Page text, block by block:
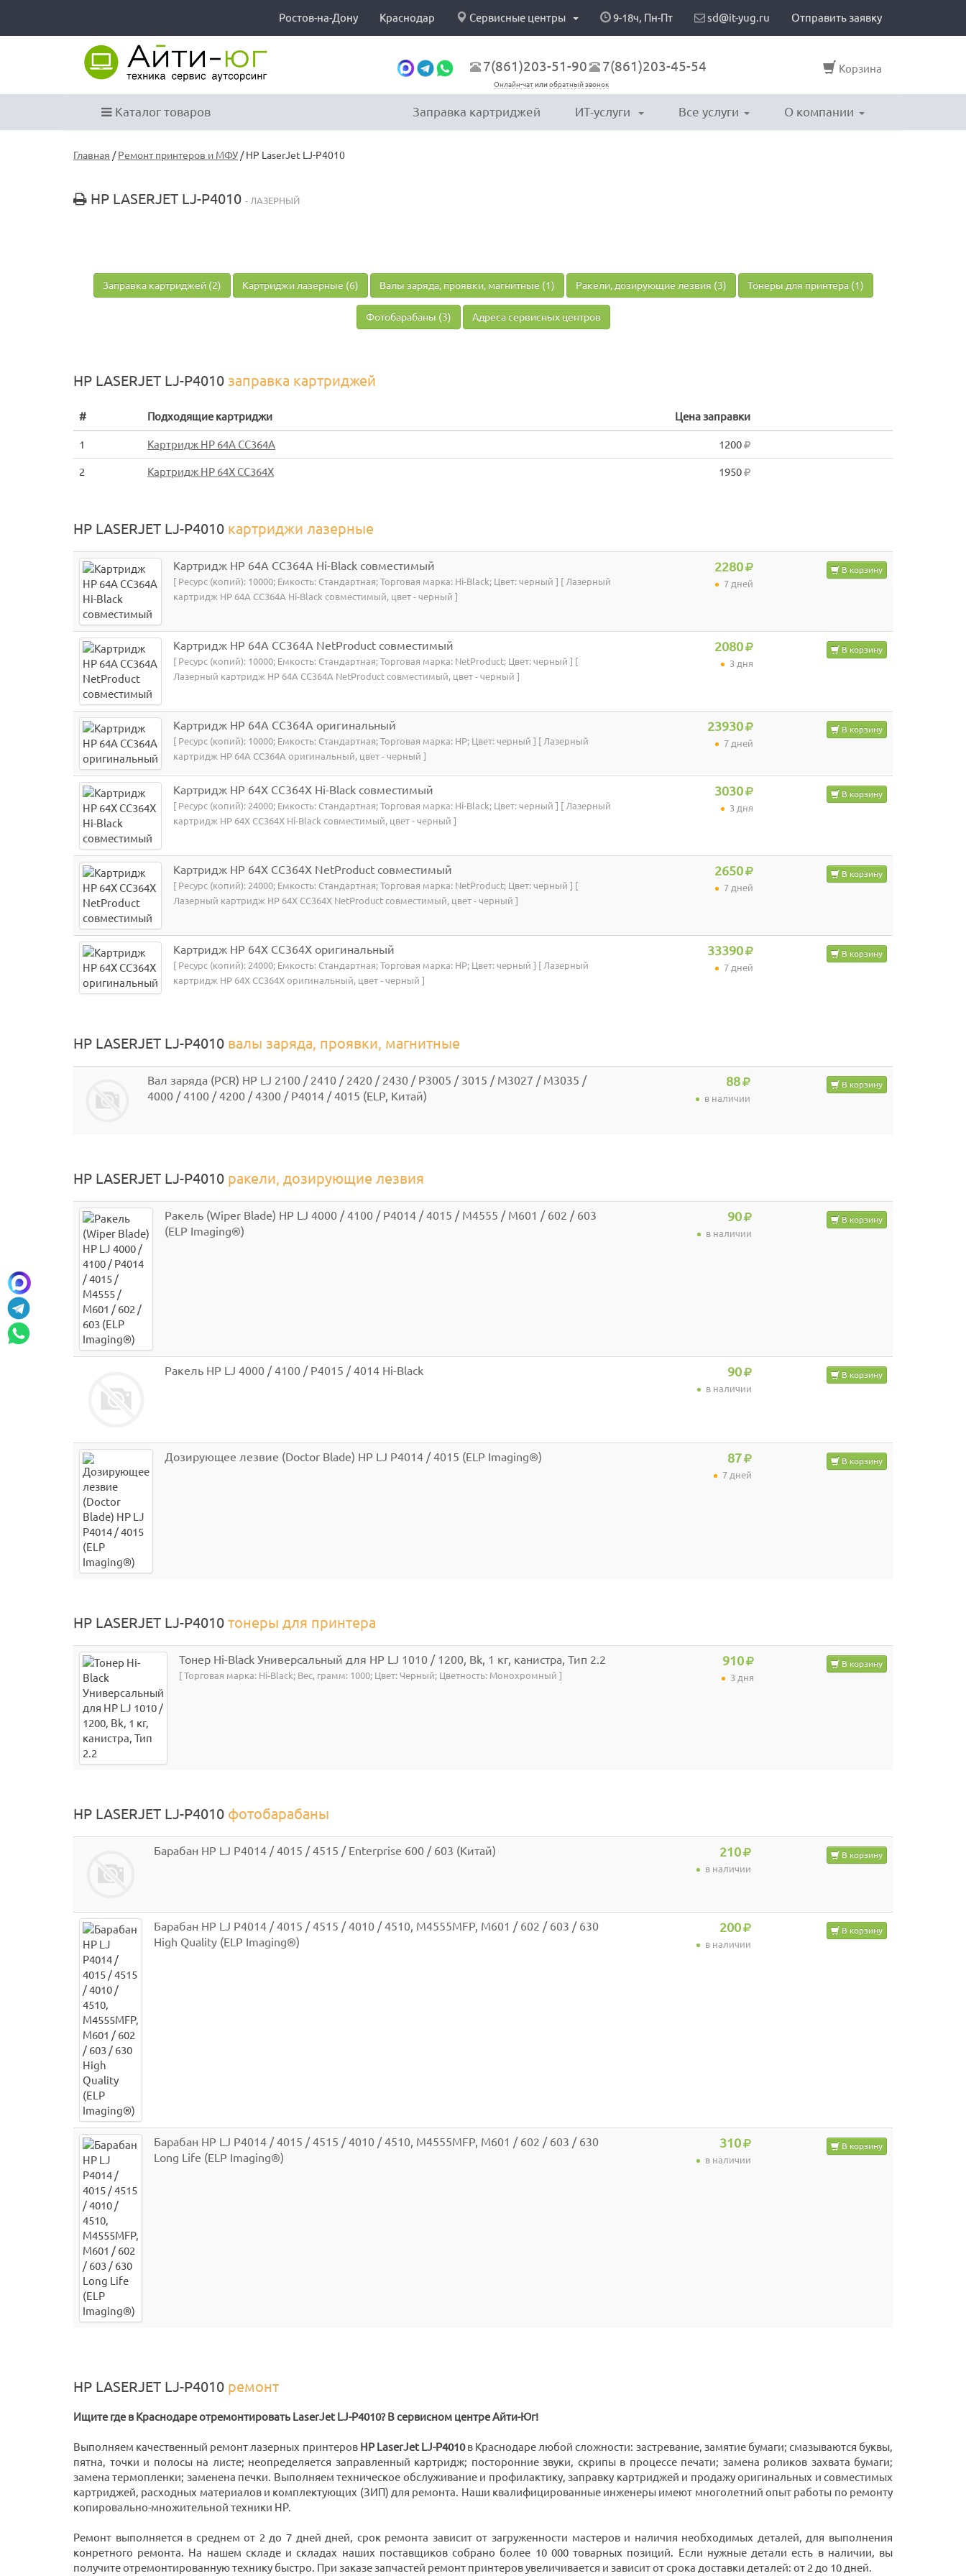
Ростов-на-Дону Краснодар Сервисные центры 9-18ч, Пн-Пт sd@it-yug.ru Отправить заявку
7(861)203-51-90 7(861)203-45-54
Онлайн-чатилиобратный звонок
Корзина
Каталог товаров Заправка картриджей ИТ-услуги Все услуги О компании
Главная /Ремонт принтеров и МФУ / HP LaserJet LJ-P4010
HP LASERJET LJ-P4010 - ЛАЗЕРНЫЙ
Заправка картриджей (2) Картриджи лазерные (6) Валы заряда, проявки, магнитные (1) Ракели, дозирующие лезвия (3) Тонеры для принтера (1)
Фотобарабаны (3) Адреса сервисных центров
HP LASERJET LJ-P4010 заправка картриджей
# Подходящие картриджи Цена заправки
1 Картридж HP 64A CC364A 1200
2 Картридж HP 64X CC364X 1950
HP LASERJET LJ-P4010 картриджи лазерные
Картридж HP 64A CC364A Hi-Black совместимый
[ Ресурс (копий): 10000; Емкость: Стандартная; Торговая марка: Hi-Black; Цвет: черный ] [ Лазерный
картридж HP 64A CC364A Hi-Black совместимый, цвет - черный ]
2280
7 дней
В корзину
Картридж HP 64A CC364A NetProduct совместимый
[ Ресурс (копий): 10000; Емкость: Стандартная; Торговая марка: NetProduct; Цвет: черный ] [
Лазерный картридж HP 64A CC364A NetProduct совместимый, цвет - черный ]
2080
3 дня
В корзину
Картридж HP 64A CC364A оригинальный
[ Ресурс (копий): 10000; Емкость: Стандартная; Торговая марка: HP; Цвет: черный ] [ Лазерный
картридж HP 64A CC364A оригинальный, цвет - черный ]
23930
7 дней
В корзину
Картридж HP 64X CC364X Hi-Black совместимый
[ Ресурс (копий): 24000; Емкость: Стандартная; Торговая марка: Hi-Black; Цвет: черный ] [ Лазерный
картридж HP 64X CC364X Hi-Black совместимый, цвет - черный ]
3030
3 дня
В корзину
Картридж HP 64X CC364X NetProduct совместимый
[ Ресурс (копий): 24000; Емкость: Стандартная; Торговая марка: NetProduct; Цвет: черный ] [
Лазерный картридж HP 64X CC364X NetProduct совместимый, цвет - черный ]
2650
7 дней
В корзину
Картридж HP 64X CC364X оригинальный
[ Ресурс (копий): 24000; Емкость: Стандартная; Торговая марка: HP; Цвет: черный ] [ Лазерный
картридж HP 64X CC364X оригинальный, цвет - черный ]
33390
7 дней
В корзину
HP LASERJET LJ-P4010 валы заряда, проявки, магнитные
Вал заряда (PCR) HP LJ 2100 / 2410 / 2420 / 2430 / P3005 / 3015 / M3027 / M3035 /
4000 / 4100 / 4200 / 4300 / P4014 / 4015 (ELP, Китай)
88
в наличии
В корзину
HP LASERJET LJ-P4010 ракели, дозирующие лезвия
Ракель (Wiper Blade) HP LJ 4000 / 4100 / P4014 / 4015 / M4555 / M601 / 602 / 603
(ELP Imaging®)
90
в наличии
В корзину
Ракель HP LJ 4000 / 4100 / P4015 / 4014 Hi-Black 90
в наличии
В корзину
Дозирующее лезвие (Doctor Blade) HP LJ P4014 / 4015 (ELP Imaging®) 87
7 дней
В корзину
HP LASERJET LJ-P4010 тонеры для принтера
Тонер Hi-Black Универсальный для HP LJ 1010 / 1200, Bk, 1 кг, канистра, Тип 2.2
[ Торговая марка: Hi-Black; Вес, грамм: 1000; Цвет: Черный; Цветность: Монохромный ]
910
3 дня
В корзину
HP LASERJET LJ-P4010 фотобарабаны
Барабан HP LJ P4014 / 4015 / 4515 / Enterprise 600 / 603 (Китай) 210
в наличии
В корзину
Барабан HP LJ P4014 / 4015 / 4515 / 4010 / 4510, M4555MFP, M601 / 602 / 603 / 630
High Quality (ELP Imaging®)
200
в наличии
В корзину
Барабан HP LJ P4014 / 4015 / 4515 / 4010 / 4510, M4555MFP, M601 / 602 / 603 / 630
Long Life (ELP Imaging®)
310
в наличии
В корзину
HP LASERJET LJ-P4010 ремонт
Ищите где в Краснодаре отремонтировать LaserJet LJ-P4010? В сервисном центре Айти-Юг!
Выполняем качественный ремонт лазерных принтеров HP LaserJet LJ-P4010в Краснодаре любой сложности: застревание, замятие бумаги; смазываются буквы,
пятна, точки и полосы на листе; неопределяется заправленный картридж; посторонние звуки, скрипы в процессе печати; замена роликов захвата бумаги;
замена термопленки; заменена печки. Выполняем техническое обслуживание и профилактику, заправку картриджей и продажу оригинальных и совместимых
картриджей, расходных материалов и комплектующих (ЗИП) для ремонта. Наши квалифицированные инженеры имеют многолетний опыт работы по ремонту
копировально-множительной техники HP.
Ремонт выполняется в среднем от 2 до 7 дней дней, срок ремонта зависит от загруженности мастеров и наличия необходимых деталей, для выполнения
конретного ремонта. На нашем складе и складах наших поставщиков собрано более 10 000 товарных позиций. Если нужные детали есть в наличии, вы
получите отремонтированную технику быстро. При заказе запчастей ремонт принтеров увеличивается и зависит от срока доставки деталей: от 2 до 10 дней.